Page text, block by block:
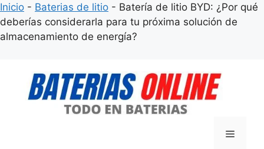
Inicio - Baterias de litio - Batería de litio BYD: ¿Por qué
deberías considerarla para tu próxima solución de
almacenamiento de energía?
contenido
Menú